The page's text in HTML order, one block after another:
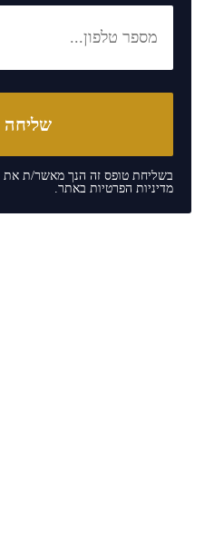
בשליחת טופס זה הנך מאשר/ת את
מדיניות הפרטיותבאתר.